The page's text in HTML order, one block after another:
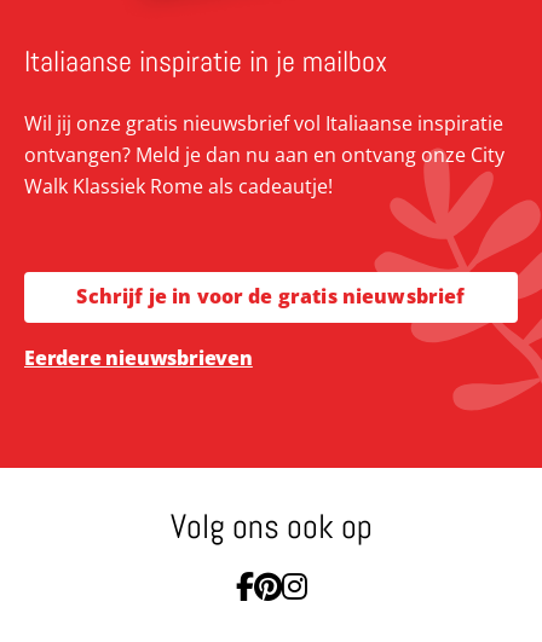
Italiaanse inspiratie in je mailbox
Wil jij onze gratis nieuwsbrief vol Italiaanse inspiratie
ontvangen? Meld je dan nu aan en ontvang onze City
Walk Klassiek Rome als cadeautje!
Schrijf je in voor de gratis nieuwsbrief
Eerdere nieuwsbrieven
Volg ons ook op
Ga naar Facebook
Ga naar Pinterest
Ga naar Instagram